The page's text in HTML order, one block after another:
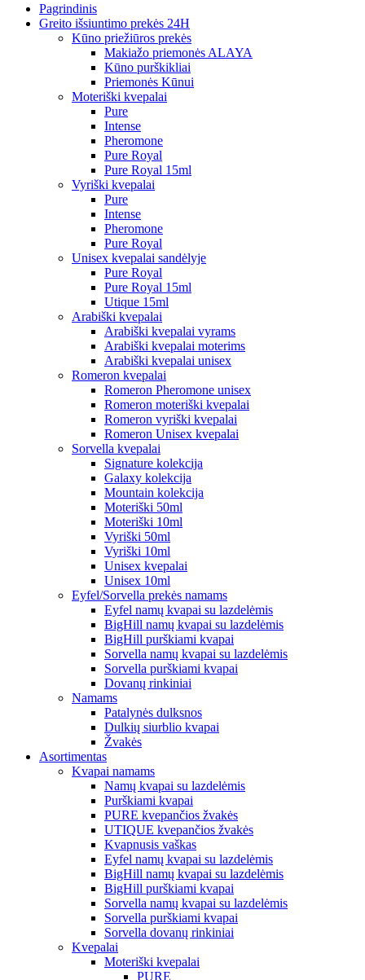
Pagrindinis
Greito išsiuntimo prekės 24H
Kūno priežiūros prekės
Makiažo priemonės ALAYA
Kūno purškikliai
Priemonės Kūnui
Moteriški kvepalai
Pure
Intense
Pheromone
Pure Royal
Pure Royal 15ml
Vyriški kvepalai
Pure
Intense
Pheromone
Pure Royal
Unisex kvepalai sandėlyje
Pure Royal
Pure Royal 15ml
Utique 15ml
Arabiški kvepalai
Arabiški kvepalai vyrams
Arabiški kvepalai moterims
Arabiški kvepalai unisex
Romeron kvepalai
Romeron Pheromone unisex
Romeron moteriški kvepalai
Romeron vyriški kvepalai
Romeron Unisex kvepalai
Sorvella kvepalai
Signature kolekcija
Galaxy kolekcija
Mountain kolekcija
Moteriški 50ml
Moteriški 10ml
Vyriški 50ml
Vyriški 10ml
Unisex kvepalai
Unisex 10ml
Eyfel/Sorvella prekės namams
Eyfel namų kvapai su lazdelėmis
BigHill namų kvapai su lazdelėmis
BigHill purškiami kvapai
Sorvella namų kvapai su lazdelėmis
Sorvella purškiami kvapai
Dovanų rinkiniai
Namams
Patalynės dulksnos
Dulkių siurblio kvapai
Žvakės
Asortimentas
Kvapai namams
Namų kvapai su lazdelėmis
Purškiami kvapai
PURE kvepančios žvakės
UTIQUE kvepančios žvakės
Kvapnusis vaškas
Eyfel namų kvapai su lazdelėmis
BigHill namų kvapai su lazdelėmis
BigHill purškiami kvapai
Sorvella namų kvapai su lazdelėmis
Sorvella purškiami kvapai
Sorvella dovanų rinkiniai
Kvepalai
Moteriški kvepalai
PURE